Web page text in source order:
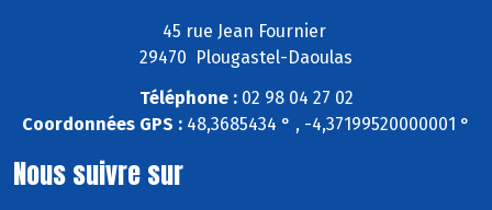
45 rue Jean Fournier
29470 Plougastel-Daoulas
Téléphone :02 98 04 27 02
Coordonnées GPS : 48,3685434 ° , -4,37199520000001 °
Nous suivre sur